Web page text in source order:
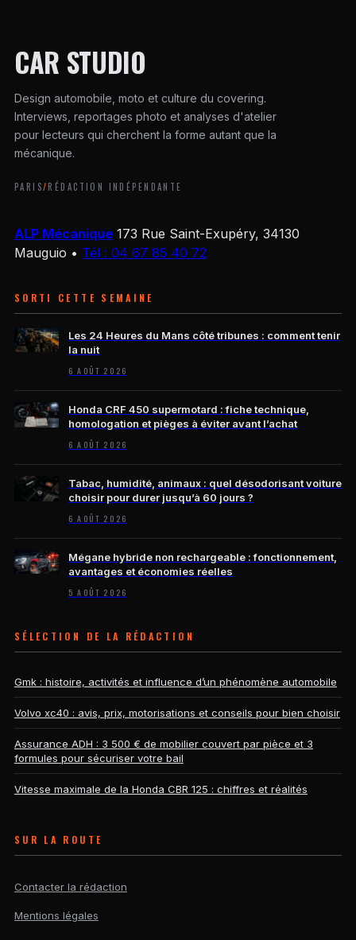
CAR STUDIO
Design automobile, moto et culture du covering.
Interviews, reportages photo et analyses d'atelier
pour lecteurs qui cherchent la forme autant que la
mécanique.
PARIS/RÉDACTION INDÉPENDANTE
ALP Mécanique 173 Rue Saint-Exupéry, 34130
Mauguio • Tél : 04 67 85 40 72
SORTI CETTE SEMAINE
Les 24 Heures du Mans côté tribunes : comment tenir
la nuit
6 AOÛT 2026
Honda CRF 450 supermotard : fiche technique,
homologation et pièges à éviter avant l’achat
6 AOÛT 2026
Tabac, humidité, animaux : quel désodorisant voiture
choisir pour durer jusqu’à 60 jours ?
6 AOÛT 2026
Mégane hybride non rechargeable : fonctionnement,
avantages et économies réelles
5 AOÛT 2026
SÉLECTION DE LA RÉDACTION
Gmk : histoire, activités et influence d’un phénomène automobile
Volvo xc40 : avis, prix, motorisations et conseils pour bien choisir
Assurance ADH : 3 500 € de mobilier couvert par pièce et 3
formules pour sécuriser votre bail
Vitesse maximale de la Honda CBR 125 : chiffres et réalités
SUR LA ROUTE
Contacter la rédaction
Mentions légales